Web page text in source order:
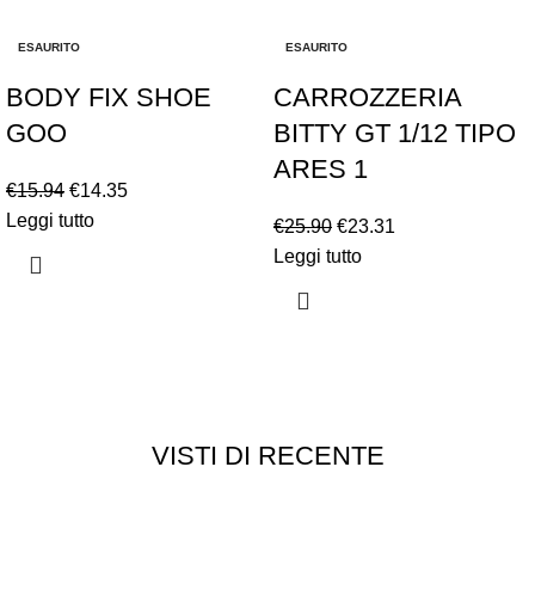
ESAURITO
BODY FIX SHOE
GOO
€15.94 €14.35
Leggi tutto
ESAURITO
CARROZZERIA
BITTY GT 1/12 TIPO
ARES 1
€25.90 €23.31
Leggi tutto
VISTI DI RECENTE